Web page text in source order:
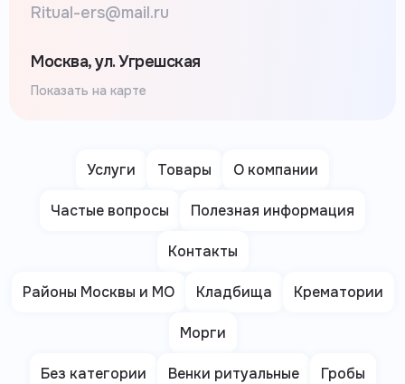
Ritual-ers@mail.ru
Москва, ул. Угрешская
Показать на карте
Услуги Товары О компании
Частые вопросы Полезная информация
Контакты
Районы Москвы и МО Кладбища Крематории
Морги
Без категории Венки ритуальные Гробы